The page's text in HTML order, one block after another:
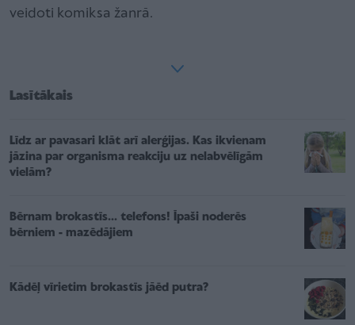
veidoti komiksa žanrā.
Lasītākais
Līdz ar pavasari klāt arī alerģijas. Kas ikvienam
jāzina par organisma reakciju uz nelabvēlīgām
vielām?
Bērnam brokastīs... telefons! Īpaši noderēs
bērniem - mazēdājiem
Kādēļ vīrietim brokastīs jāēd putra?